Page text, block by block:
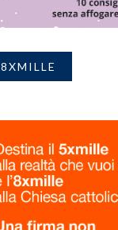
8XMILLE